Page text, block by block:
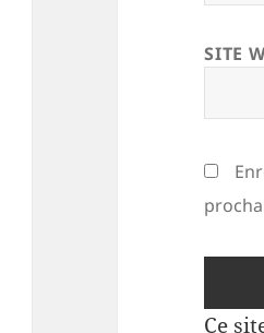
SITE
Ce